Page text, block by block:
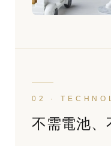
02 ·
不需電池、